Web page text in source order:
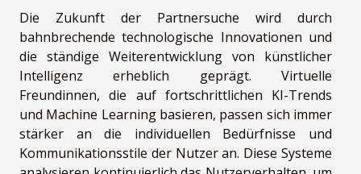
Die Zukunft der Partnersuche wird durch
bahnbrechende technologische Innovationen und
die ständige Weiterentwicklung von künstlicher
Intelligenz erheblich geprägt. Virtuelle
Freundinnen, die auf fortschrittlichen KI-Trends
und Machine Learning basieren, passen sich immer
stärker an die individuellen Bedürfnisse und
Kommunikationsstile der Nutzer an. Diese Systeme